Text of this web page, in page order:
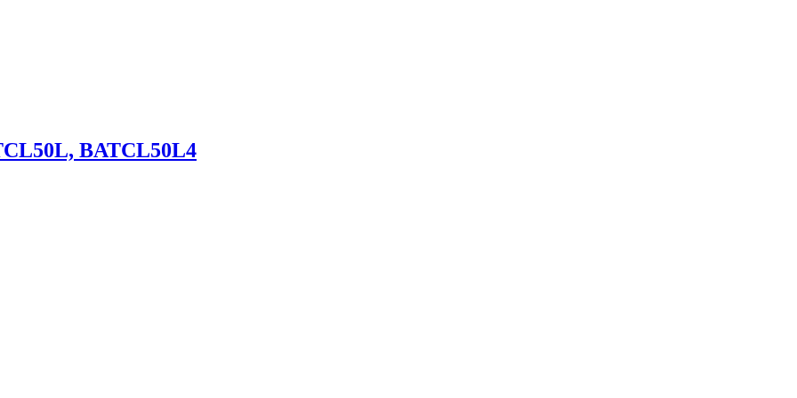
BATCL50L4